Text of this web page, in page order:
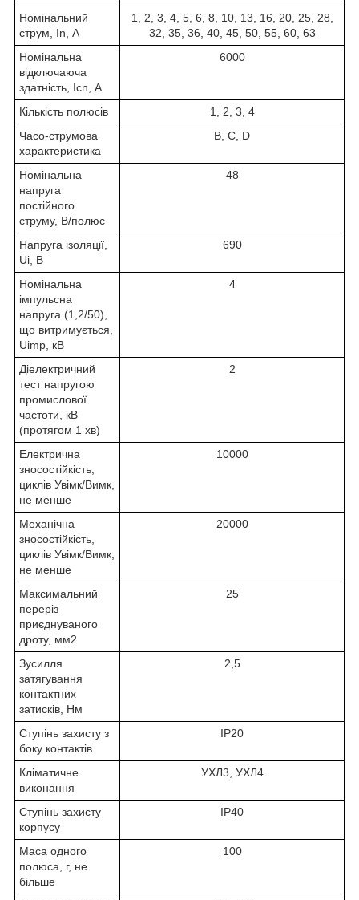
Номінальний
струм, In, А
1, 2, 3, 4, 5, 6, 8, 10, 13, 16, 20, 25, 28,
32, 35, 36, 40, 45, 50, 55, 60, 63
Номінальна
відключаюча
здатність, Icn, А
6000
Кількість полюсів
1, 2, 3, 4
Часо-струмова
характеристика
В, С, D
Номінальна
напруга
постійного
струму, В/полюс
48
Напруга ізоляції,
Ui, В
690
Номінальна
імпульсна
напруга (1,2/50),
що витримується,
Uimp, кВ
4
Діелектричний
тест напругою
промислової
частоти, кВ
(протягом 1 хв)
2
Електрична
зносостійкість,
циклів Увімк/Вимк,
не менше
10000
Механічна
зносостійкість,
циклів Увімк/Вимк,
не менше
20000
Максимальний
переріз
приєднуваного
дроту, мм2
25
Зусилля
затягування
контактних
затисків, Нм
2,5
Ступінь захисту з
боку контактів
IP20
Кліматичне
виконання
УХЛ3, УХЛ4
Ступінь захисту
корпусу
IP40
Маса одного
полюса, г, не
більше
100